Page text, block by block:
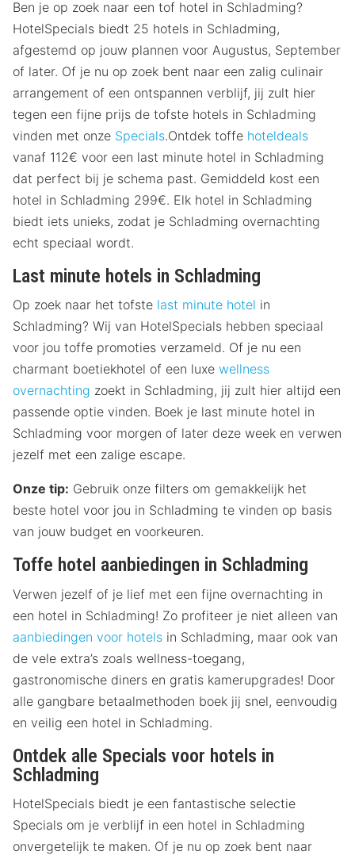
Ben je op zoek naar een tof hotel in Schladming?
HotelSpecials biedt 25 hotels in Schladming,
afgestemd op jouw plannen voor Augustus, September
of later. Of je nu op zoek bent naar een zalig culinair
arrangement of een ontspannen verblijf, jij zult hier
tegen een fijne prijs de tofste hotels in Schladming
vinden met onze Specials.Ontdek toffe hoteldeals
vanaf 112€ voor een last minute hotel in Schladming
dat perfect bij je schema past. Gemiddeld kost een
hotel in Schladming 299€. Elk hotel in Schladming
biedt iets unieks, zodat je Schladming overnachting
echt speciaal wordt.
Last minute hotels in Schladming
Op zoek naar het tofste last minute hotel in
Schladming? Wij van HotelSpecials hebben speciaal
voor jou toffe promoties verzameld. Of je nu een
charmant boetiekhotel of een luxe wellness
overnachting zoekt in Schladming, jij zult hier altijd een
passende optie vinden. Boek je last minute hotel in
Schladming voor morgen of later deze week en verwen
jezelf met een zalige escape.
Onze tip: Gebruik onze filters om gemakkelijk het
beste hotel voor jou in Schladming te vinden op basis
van jouw budget en voorkeuren.
Toffe hotel aanbiedingen in Schladming
Verwen jezelf of je lief met een fijne overnachting in
een hotel in Schladming! Zo profiteer je niet alleen van
aanbiedingen voor hotels in Schladming, maar ook van
de vele extra’s zoals wellness-toegang,
gastronomische diners en gratis kamerupgrades! Door
alle gangbare betaalmethoden boek jij snel, eenvoudig
en veilig een hotel in Schladming.
Ontdek alle Specials voor hotels in
Schladming
HotelSpecials biedt je een fantastische selectie
Specials om je verblijf in een hotel in Schladming
onvergetelijk te maken. Of je nu op zoek bent naar